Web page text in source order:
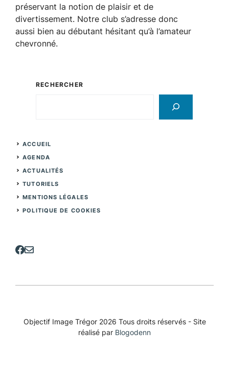
préservant la notion de plaisir et de
divertissement. Notre club s’adresse donc
aussi bien au débutant hésitant qu’à l’amateur
chevronné.
RECHERCHER
ACCUEIL
AGENDA
ACTUALITÉS
TUTORIELS
MENTIONS LÉGALES
POLITIQUE DE COOKIES
Objectif Image Trégor 2026 Tous droits réservés - Site
réalisé par Blogodenn